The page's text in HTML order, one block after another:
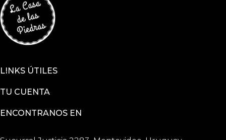
LINKS ÚTILES
TU CUENTA
ENCONTRANOS EN